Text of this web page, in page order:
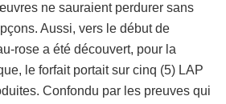
ne sauraient perdurer sans
Aussi, vers le début de
rose a été découvert, pour la
le forfait portait sur cinq (5) LAP
Confondu par les preuves qui